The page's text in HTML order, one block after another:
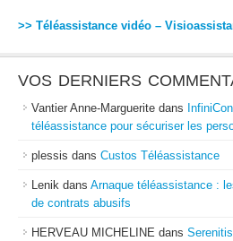
>> Téléassistance vidéo –
VOS DERNIERS
Vantier Anne-Marguerite dans
téléassistance pour sécuriser les
plessis dans Custos Téléassistance
Lenik dans Arnaque téléassistance :
de contrats abusifs
HERVEAU MICHELINE dans Serenitis